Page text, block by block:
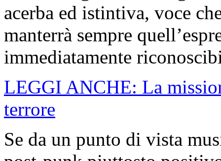
acerba ed istintiva, voce
manterrà sempre
immediatamente
LEGGI ANCHE: La
terrore
Se da un punto di vista